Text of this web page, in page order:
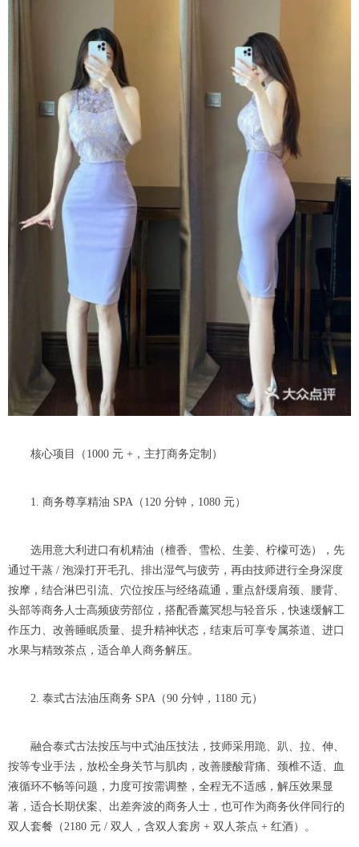
核心项目（1000 元 +，主打商务定制）
1. 商务尊享精油 SPA（120 分钟，1080 元）
选用意大利进口有机精油（檀香、雪松、生姜、柠檬可选），先
通过干蒸 / 泡澡打开毛孔、排出湿气与疲劳，再由技师进行全身深度
按摩，结合淋巴引流、穴位按压与经络疏通，重点舒缓肩颈、腰背、
头部等商务人士高频疲劳部位，搭配香薰冥想与轻音乐，快速缓解工
作压力、改善睡眠质量、提升精神状态，结束后可享专属茶道、进口
水果与精致茶点，适合单人商务解压。
2. 泰式古法油压商务 SPA（90 分钟，1180 元）
融合泰式古法按压与中式油压技法，技师采用跪、趴、拉、伸、
按等专业手法，放松全身关节与肌肉，改善腰酸背痛、颈椎不适、血
液循环不畅等问题，力度可按需调整，全程无不适感，解压效果显
著，适合长期伏案、出差奔波的商务人士，也可作为商务伙伴同行的
双人套餐（2180 元 / 双人，含双人套房 + 双人茶点 + 红酒）。